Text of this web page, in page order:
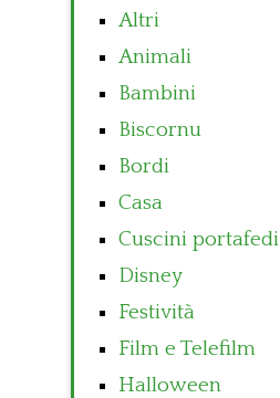
Altri
Animali
Bambini
Biscornu
Bordi
Casa
Cuscini portafedi
Disney
Festività
Film e Telefilm
Halloween